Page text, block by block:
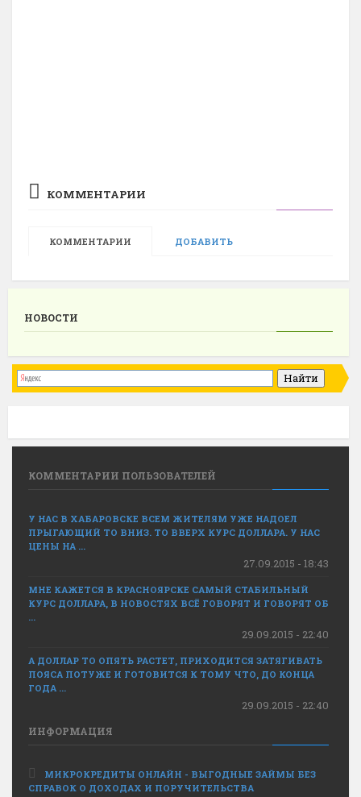
КОММЕНТАРИИ
КОММЕНТАРИИ ДОБАВИТЬ
НОВОСТИ
КОММЕНТАРИИ ПОЛЬЗОВАТЕЛЕЙ
У НАС В ХАБАРОВСКЕ ВСЕМ ЖИТЕЛЯМ УЖЕ НАДОЕЛ
ПРЫГАЮЩИЙ ТО ВНИЗ. ТО ВВЕРХ КУРС ДОЛЛАРА. У НАС
ЦЕНЫ НА ...
27.09.2015 - 18:43
МНЕ КАЖЕТСЯ В КРАСНОЯРСКЕ САМЫЙ СТАБИЛЬНЫЙ
КУРС ДОЛЛАРА, В НОВОСТЯХ ВСЁ ГОВОРЯТ И ГОВОРЯТ ОБ
...
29.09.2015 - 22:40
А ДОЛЛАР ТО ОПЯТЬ РАСТЕТ, ПРИХОДИТСЯ ЗАТЯГИВАТЬ
ПОЯСА ПОТУЖЕ И ГОТОВИТСЯ К ТОМУ ЧТО, ДО КОНЦА
ГОДА ...
29.09.2015 - 22:40
ИНФОРМАЦИЯ
МИКРОКРЕДИТЫ ОНЛАЙН - ВЫГОДНЫЕ ЗАЙМЫ БЕЗ
СПРАВОК О ДОХОДАХ И ПОРУЧИТЕЛЬСТВА